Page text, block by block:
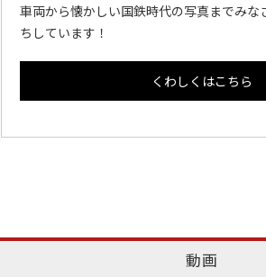
車両から懐かしい国鉄時代の写真までみな
ちしています！
くわしくはこちら
動画